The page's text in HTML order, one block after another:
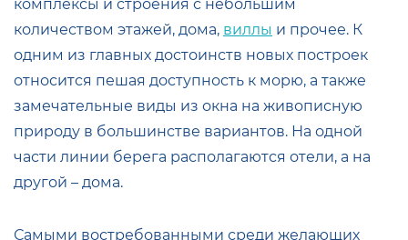
комплексы и строения с небольшим
количеством этажей, дома, виллы и прочее. К
одним из главных достоинств новых построек
относится пешая доступность к морю, а также
замечательные виды из окна на живописную
природу в большинстве вариантов. На одной
части линии берега располагаются отели, а на
другой – дома.
Самыми востребованными среди желающих